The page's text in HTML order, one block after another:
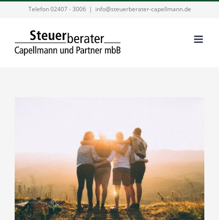
Telefon 02407 - 3006 | info@steuerberater-capellmann.de